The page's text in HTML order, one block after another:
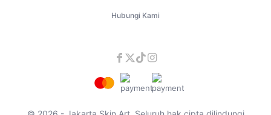
Hubungi Kami